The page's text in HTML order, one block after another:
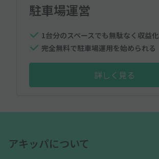
駐車場運営
1台分のスペースでも無駄なく収益化
完全無料で駐車場運用を始められる
詳しく見る
アキッパについて